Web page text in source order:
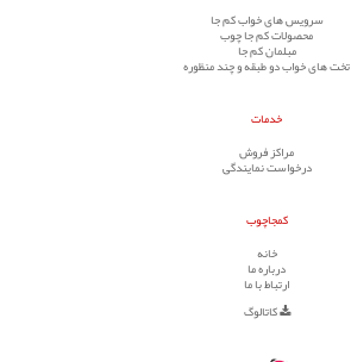
سرویس های خواب کم جا
محصولات کم جا چوب
مبلمان کم جا
تخت های خواب دو طبقه و چند منظوره
خدمات
مراکز فروش
درخواست نمایندگی
کمجاچوب
خانه
درباره ما
ارتباط با ما
کاتالوگ